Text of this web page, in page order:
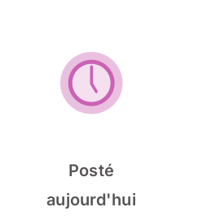
Posté
aujourd'hui